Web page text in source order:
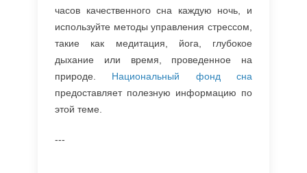
часов качественного сна каждую ночь, и
используйте методы управления стрессом,
такие как медитация, йога, глубокое
дыхание или время, проведенное на
природе. Национальный фонд сна
предоставляет полезную информацию по
этой теме.
---